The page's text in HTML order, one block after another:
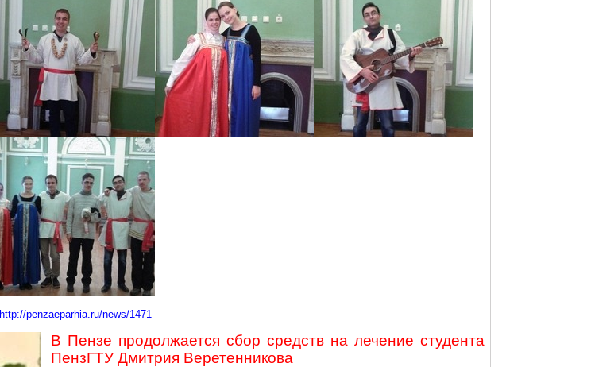
http://penzaeparhia.ru/news/1471
В Пензе продолжается сбор средств на лечение студента
ПензГТУ Дмитрия Веретенникова